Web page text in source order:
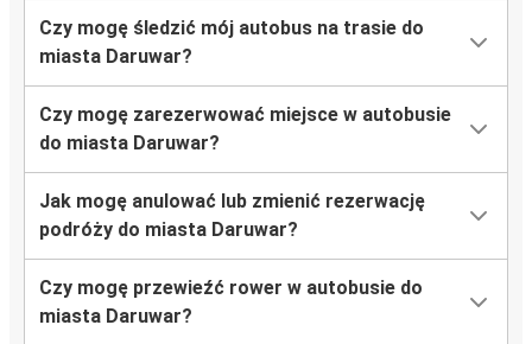
Czy mogę śledzić mój autobus na trasie do
miasta Daruwar?
Czy mogę zarezerwować miejsce w autobusie
do miasta Daruwar?
Jak mogę anulować lub zmienić rezerwację
podróży do miasta Daruwar?
Czy mogę przewieźć rower w autobusie do
miasta Daruwar?